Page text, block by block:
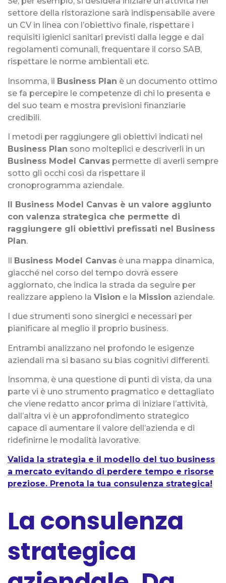
settore della ristorazione sarà indispensabile avere
un CV in linea con l’obiettivo finale, rispettare i
requisiti igienici sanitari previsti dalla legge e dai
regolamenti comunali, frequentare il corso SAB,
rispettare le norme ambientali etc.
Insomma, il Business Plan è un documento ottimo
se fa percepire le competenze di chi lo presenta e
del suo team e mostra previsioni finanziarie
credibili.
I metodi per raggiungere gli obiettivi indicati nel
Business Plan sono molteplici e descriverli in un
Business Model Canvas permette di averli sempre
sotto gli occhi così da rispettare il
cronoprogramma aziendale.
Il Business Model Canvas è un valore aggiunto
con valenza strategica che permette di
raggiungere gli obiettivi prefissati nel Business
Plan.
Il Business Model Canvas è una mappa dinamica,
giacché nel corso del tempo dovrà essere
aggiornato, che indica la strada da seguire per
realizzare appieno la Vision e la Mission aziendale.
I due strumenti sono sinergici e necessari per
pianificare al meglio il proprio business.
Entrambi analizzano nel profondo le esigenze
aziendali ma si basano su bias cognitivi differenti.
Insomma, è una questione di punti di vista, da una
parte vi è uno strumento pragmatico e dettagliato
che viene redatto ancor prima di iniziare l’attività,
dall’altra vi è un approfondimento strategico
capace di aumentare il valore dell’azienda e di
ridefinirne le modalità lavorative.
Valida la strategia e il modello del tuo business
a mercato evitando di perdere tempo e risorse
preziose. Prenota la tua consulenza strategica!
La consulenza
strategica